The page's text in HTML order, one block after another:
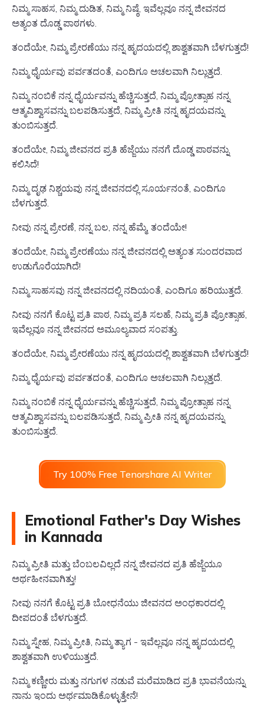
ನಿಮ್ಮ ಸಾಹಸ, ನಿಮ್ಮ ದುಡಿತ, ನಿಮ್ಮ ನಿಷ್ಠೆ, ಇವೆಲ್ಲವೂ ನನ್ನ ಜೀವನದ
ಅತ್ಯಂತ ದೊಡ್ಡ ಪಾಠಗಳು.
ತಂದೆಯೇ, ನಿಮ್ಮ ಪ್ರೇರಣೆಯು ನನ್ನ ಹೃದಯದಲ್ಲಿ ಶಾಶ್ವತವಾಗಿ ಬೆಳಗುತ್ತದೆ!
ನಿಮ್ಮ ಧೈರ್ಯವು ಪರ್ವತದಂತೆ, ಎಂದಿಗೂ ಅಚಲವಾಗಿ ನಿಲ್ಲುತ್ತದೆ.
ನಿಮ್ಮ ನಂಬಿಕೆ ನನ್ನ ಧೈರ್ಯವನ್ನು ಹೆಚ್ಚಿಸುತ್ತದೆ, ನಿಮ್ಮ ಪ್ರೋತ್ಸಾಹ ನನ್ನ
ಆತ್ಮವಿಶ್ವಾಸವನ್ನು ಬಲಪಡಿಸುತ್ತದೆ, ನಿಮ್ಮ ಪ್ರೀತಿ ನನ್ನ ಹೃದಯವನ್ನು
ತುಂಬಿಸುತ್ತದೆ.
ತಂದೆಯೇ, ನಿಮ್ಮ ಜೀವನದ ಪ್ರತಿ ಹೆಜ್ಜೆಯು ನನಗೆ ದೊಡ್ಡ ಪಾಠವನ್ನು
ಕಲಿಸಿದೆ!
ನಿಮ್ಮ ದೃಢ ನಿಶ್ಚಯವು ನನ್ನ ಜೀವನದಲ್ಲಿ ಸೂರ್ಯನಂತೆ, ಎಂದಿಗೂ
ಬೆಳಗುತ್ತದೆ.
ನೀವು ನನ್ನ ಪ್ರೇರಣೆ, ನನ್ನ ಬಲ, ನನ್ನ ಹೆಮ್ಮೆ, ತಂದೆಯೇ!
ತಂದೆಯೇ, ನಿಮ್ಮ ಪ್ರೇರಣೆಯು ನನ್ನ ಜೀವನದಲ್ಲಿ ಅತ್ಯಂತ ಸುಂದರವಾದ
ಉಡುಗೊರೆಯಾಗಿದೆ!
ನಿಮ್ಮ ಸಾಹಸವು ನನ್ನ ಜೀವನದಲ್ಲಿ ನದಿಯಂತೆ, ಎಂದಿಗೂ ಹರಿಯುತ್ತದೆ.
ನೀವು ನನಗೆ ಕೊಟ್ಟ ಪ್ರತಿ ಪಾಠ, ನಿಮ್ಮ ಪ್ರತಿ ಸಲಹೆ, ನಿಮ್ಮ ಪ್ರತಿ ಪ್ರೋತ್ಸಾಹ,
ಇವೆಲ್ಲವೂ ನನ್ನ ಜೀವನದ ಅಮೂಲ್ಯವಾದ ಸಂಪತ್ತು.
ತಂದೆಯೇ, ನಿಮ್ಮ ಪ್ರೇರಣೆಯು ನನ್ನ ಹೃದಯದಲ್ಲಿ ಶಾಶ್ವತವಾಗಿ ಬೆಳಗುತ್ತದೆ!
ನಿಮ್ಮ ಧೈರ್ಯವು ಪರ್ವತದಂತೆ, ಎಂದಿಗೂ ಅಚಲವಾಗಿ ನಿಲ್ಲುತ್ತದೆ.
ನಿಮ್ಮ ನಂಬಿಕೆ ನನ್ನ ಧೈರ್ಯವನ್ನು ಹೆಚ್ಚಿಸುತ್ತದೆ, ನಿಮ್ಮ ಪ್ರೋತ್ಸಾಹ ನನ್ನ
ಆತ್ಮವಿಶ್ವಾಸವನ್ನು ಬಲಪಡಿಸುತ್ತದೆ, ನಿಮ್ಮ ಪ್ರೀತಿ ನನ್ನ ಹೃದಯವನ್ನು
ತುಂಬಿಸುತ್ತದೆ.
Try 100% Free Tenorshare AI Writer
Emotional Father's Day Wishes
in Kannada
ನಿಮ್ಮ ಪ್ರೀತಿ ಮತ್ತು ಬೆಂಬಲವಿಲ್ಲದೆ ನನ್ನ ಜೀವನದ ಪ್ರತಿ ಹೆಜ್ಜೆಯೂ
ಅರ್ಥಹೀನವಾಗಿತ್ತು!
ನೀವು ನನಗೆ ಕೊಟ್ಟ ಪ್ರತಿ ಬೋಧನೆಯು ಜೀವನದ ಅಂಧಕಾರದಲ್ಲಿ
ದೀಪದಂತೆ ಬೆಳಗುತ್ತದೆ.
ನಿಮ್ಮ ಸ್ನೇಹ, ನಿಮ್ಮ ಪ್ರೀತಿ, ನಿಮ್ಮ ತ್ಯಾಗ - ಇವೆಲ್ಲವೂ ನನ್ನ ಹೃದಯದಲ್ಲಿ
ಶಾಶ್ವತವಾಗಿ ಉಳಿಯುತ್ತದೆ.
ನಿಮ್ಮ ಕಣ್ಣೀರು ಮತ್ತು ನಗುಗಳ ನಡುವೆ ಮರೆಮಾಡಿದ ಪ್ರತಿ ಭಾವನೆಯನ್ನು
ನಾನು ಇಂದು ಅರ್ಥಮಾಡಿಕೊಳ್ಳುತ್ತೇನೆ!